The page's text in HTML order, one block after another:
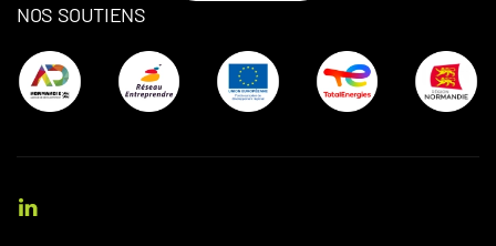
NOS SOUTIENS